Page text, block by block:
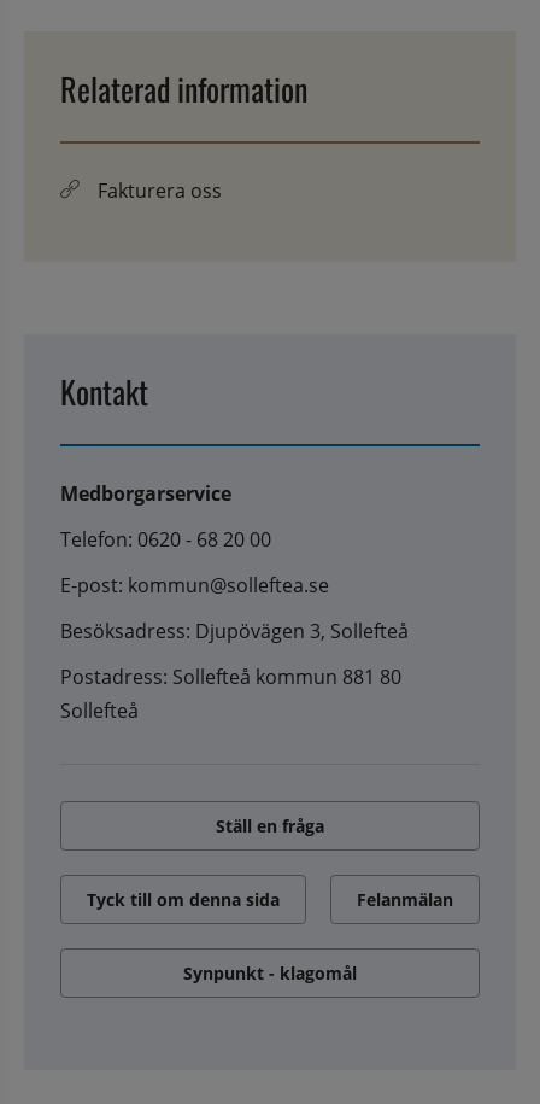
Relaterad information
Fakturera oss
Kontakt
Medborgarservice
Telefon: 0620 - 68 20 00
E-post: kommun@solleftea.se
Besöksadress: Djupövägen 3, Sollefteå
Postadress: Sollefteå kommun 881 80
Sollefteå
Ställ en fråga
Tyck till om denna sida Felanmälan
Synpunkt - klagomål